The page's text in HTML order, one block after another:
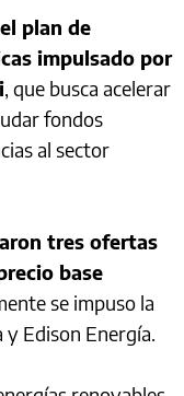
plan de
impulsado por
, que busca acelerar
fondos
al sector
tres ofertas
base
se impuso la
y Edison Energía.